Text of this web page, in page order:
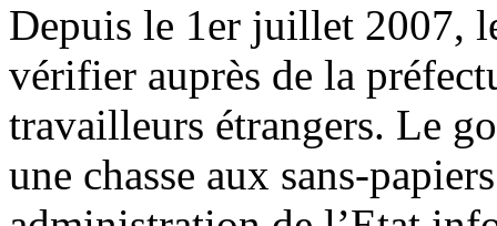
Depuis le 1er juillet 2007,
vérifier auprès de la
travailleurs étrangers. Le
une chasse aux sans-